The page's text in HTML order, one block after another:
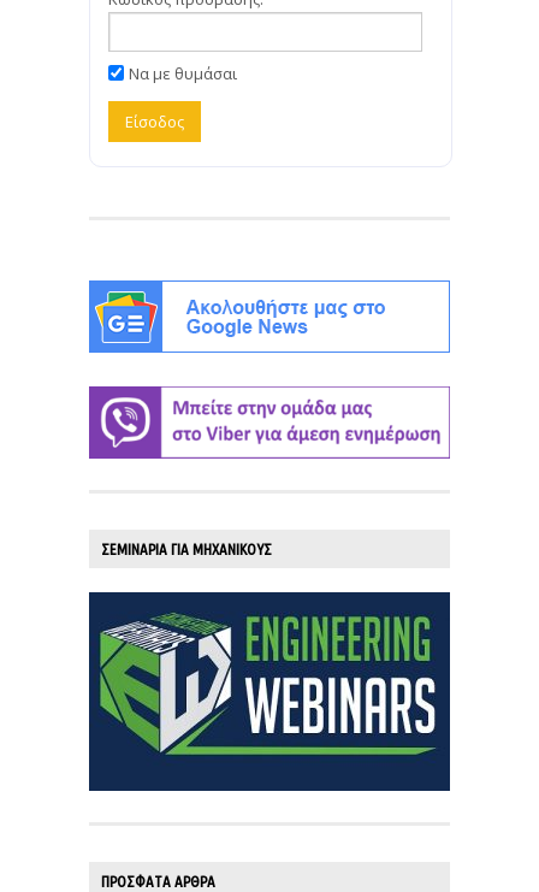
Να με θυμάσαι
ΣΕΜΙΝΑΡΙΑ ΓΙΑ ΜΗΧΑΝΙΚΟΥΣ
ΠΡΟΣΦΑΤΑ ΑΡΘΡΑ